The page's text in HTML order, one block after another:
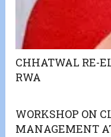
CHHATWAL RE-
RWA
WORKSHOP ON
MANAGEMENT